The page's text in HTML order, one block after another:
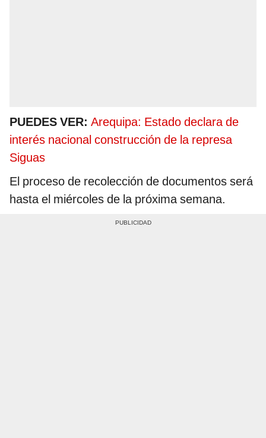
PUEDES VER: Arequipa: Estado declara de
interés nacional construcción de la represa
Siguas
El proceso de recolección de documentos será
hasta el miércoles de la próxima semana.